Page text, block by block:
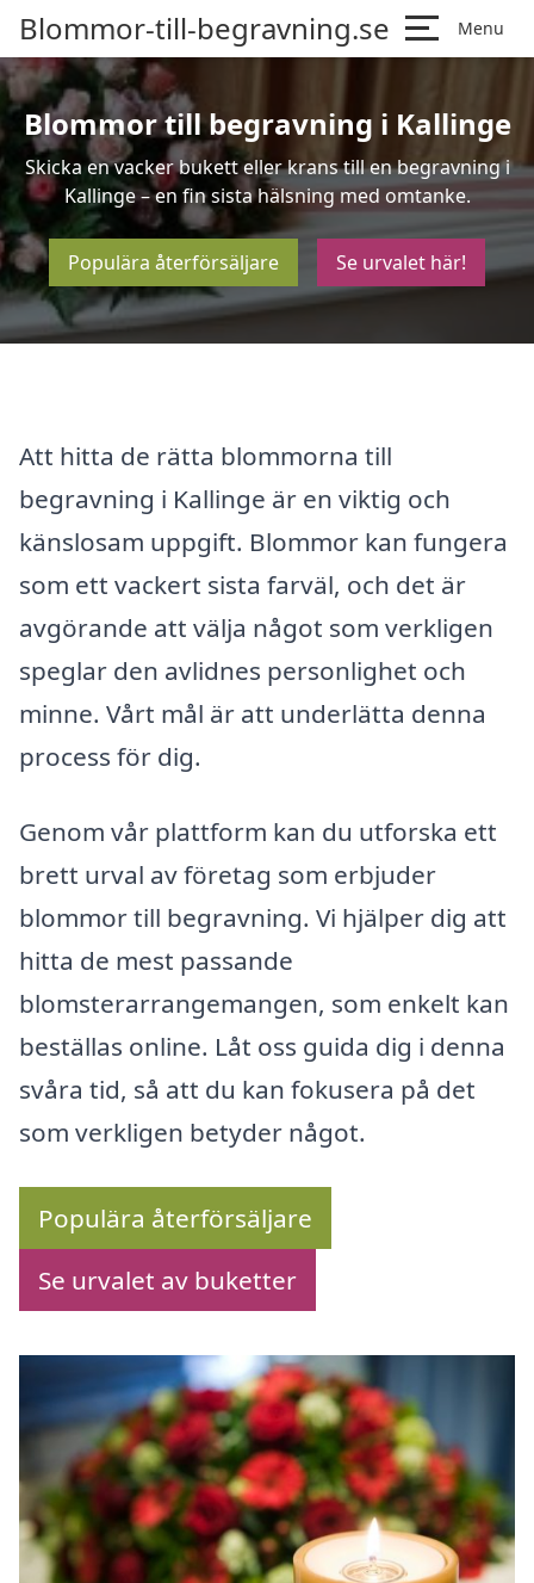
Blommor-till-begravning.se Menu
Blommor till begravning i Kallinge
Skicka en vacker bukett eller krans till en begravning i
Kallinge – en fin sista hälsning med omtanke.
Populära återförsäljare Se urvalet här!
Att hitta de rätta blommorna till
begravning i Kallinge är en viktig och
känslosam uppgift. Blommor kan fungera
som ett vackert sista farväl, och det är
avgörande att välja något som verkligen
speglar den avlidnes personlighet och
minne. Vårt mål är att underlätta denna
process för dig.
Genom vår plattform kan du utforska ett
brett urval av företag som erbjuder
blommor till begravning. Vi hjälper dig att
hitta de mest passande
blomsterarrangemangen, som enkelt kan
beställas online. Låt oss guida dig i denna
svåra tid, så att du kan fokusera på det
som verkligen betyder något.
Populära återförsäljare
Se urvalet av buketter